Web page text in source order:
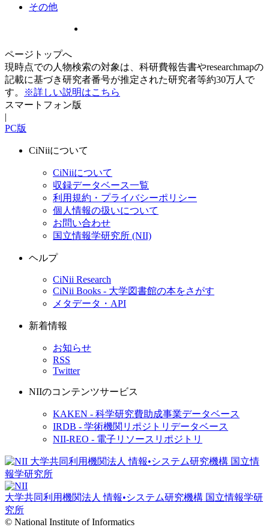
その他
ページトップへ
現時点での人物検索の対象は、科研費報告書やresearchmapの
記載に基づき研究者番号が推定された研究者等約30万人で
す。
※詳しい説明はこちら
スマートフォン版
|
PC版
CiNiiについて
CiNiiについて
収録データベース一覧
利用規約・プライバシーポリシー
個人情報の扱いについて
お問い合わせ
国立情報学研究所 (NII)
ヘルプ
CiNii Research
CiNii Books - 大学図書館の本をさがす
メタデータ・API
新着情報
お知らせ
RSS
Twitter
NIIのコンテンツサービス
KAKEN - 科学研究費助成事業データベース
IRDB - 学術機関リポジトリデータベース
NII-REO - 電子リソースリポジトリ
大学共同利用機関法人 情報•システム研究機構 国立情報学研
究所
© National Institute of Informatics